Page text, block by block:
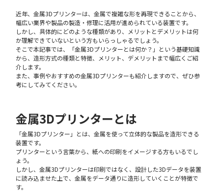
近年、金属3Dプリンターは、金属で複雑な形を再現できることから、
幅広い業界や製品の製造・修理に活用が進められている装置です。
しかし、具体的にどのような種類があり、メリットとデメリットは何
か理解できていないという方もいらっしゃるでしょう。
そこで本記事では、「金属3Dプリンターとは何か？」という基礎知識
から、造形方式の種類と特徴、メリット、デメリットまで幅広くご紹
介します。
また、事例やおすすめの金属3Dプリンターも紹介しますので、ぜひ参
考にしてみてください。
金属3Dプリンターとは
「金属3Dプリンター」とは、金属を使って立体的な製品を造形できる
装置です。
プリンターという言葉から、紙への印刷をイメージする方もいるでし
ょう。
しかし、金属3Dプリンターは印刷ではなく、設計した3Dデータを装置
に読み込ませた上で、金属をデータ通りに造形していくことが特徴で
す。